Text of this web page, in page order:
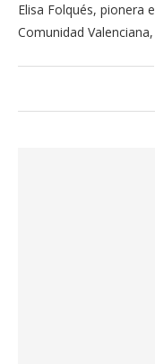
Elisa Folqués, pionera
Comunidad